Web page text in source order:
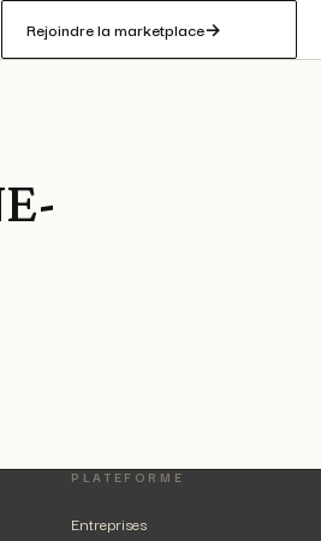
Rejoindre la marketplace→
PLATEFORME
Entreprises